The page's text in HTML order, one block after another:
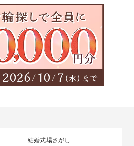
結婚式場さがし